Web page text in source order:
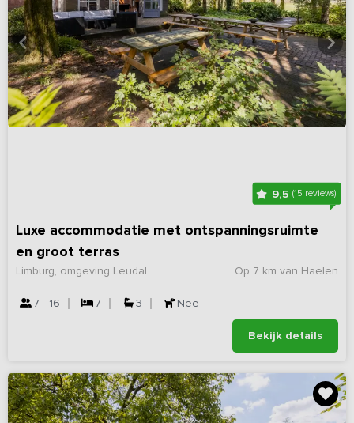
9,5(15 reviews)
Luxe accommodatie met ontspanningsruimte
en groot terras
Op 7 km van Haelen
Limburg, omgeving Leudal
7 - 16 7 3 Nee
Bekijk details